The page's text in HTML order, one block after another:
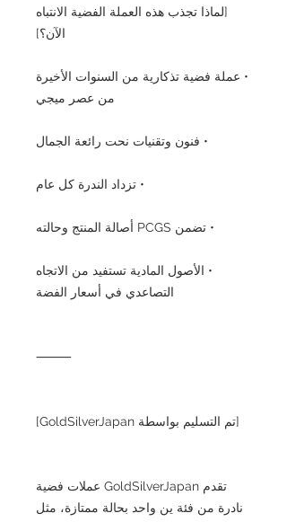
[لماذا تجذب هذه العملة الفضية الانتباه
الآن؟]
• عملة فضية تذكارية من السنوات الأخيرة
من عصر ميجي
• فنون وتقنيات نحت رائعة الجمال
• تزداد الندرة كل عام
• تضمن PCGS أصالة المنتج وحالته
• الأصول المادية تستفيد من الاتجاه
التصاعدي في أسعار الفضة
⸻
[تم التسليم بواسطة GoldSilverJapan]
تقدم GoldSilverJapan عملات فضية
نادرة من فئة ين واحد بحالة ممتازة، مثل